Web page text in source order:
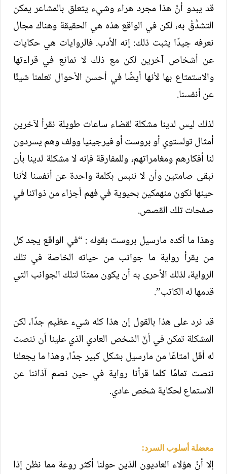
قد يبدو أنَّ هذا مجرد هراء وشيء يتعلق بالمشاعر يمكن
التشدُّقُ به، لكن في الواقع هذه هي الحقيقة وهناك مجال
نعرفه جيدًا يثبت ذلك: إنه الأدب. فالروايات هي حكايات
عن أشخاص آخرين لكن مع ذلك لا نمانع في قراءتها
والاستمتاع بها لأنها أيضًا في أحسن الأحوال تعلمنا شيئًا
عن أنفسنا.
لذلك ليس لدينا مشكلة لقضاء ساعات طويلة نقرأ لآخرين
أمثال تولستوي أو بروست أو فيرجينيا وولف وهم يسردون
لنا أفكارهم ومغامراتهم، وللمفارقة فإنه لا مشكلة لدينا بأن
نبقى صامتين وأن لا ننبس بكلمة واحدة عن أنفسنا لأننا
حينها نكون منهمكين بحيوية في فهم أجزاء من ذواتنا في
صفحات تلك القصص.
وهذا ما أكده مارسيل بروست بقوله : “في الواقع يجد كل
من يقرأ رواية ما جوانب من حياته الخاصة في تلك
الرواية، لذلك الأحرى به أن يكون ممتنًا لتلك الجوانب التي
قدمها له الكاتب”.
قد نرد على هذا بالقول إن هذا كله شيء عظيم جدًا، لكن
المشكلة تمكن في أنَّ الشخص العادي الذي علينا أن ننصت
له أقل امتاعًا من مارسيل بشكل كبير جدًا، وهذا ما يجعلنا
ننصت تمامًا كلما قرأنا رواية في حين نصم آذاننا عن
الاستماع لحكاية شخص عادي.
معضلة أسلوب السرد:
إلا أنَّ هؤلاء العاديون الذين حولنا أكثر روعة مما نظن إذا